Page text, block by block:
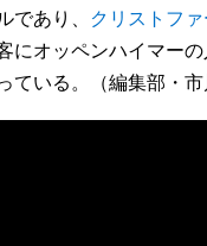
あり、 クリストフ
にオッペンハイマー
いる。（編集部・市